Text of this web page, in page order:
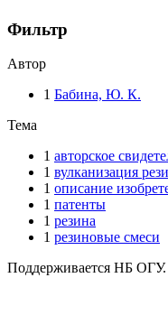
Фильтр
Автор
1 Бабина, Ю. К.
Тема
1 авторское
1 вулканизация
1 описание
1 патенты
1 резина
1 резиновые смеси
Поддерживается НБ ОГУ.